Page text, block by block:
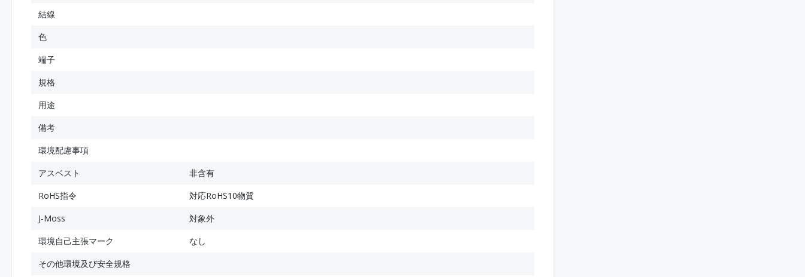
結線
色
端子
規格
用途
備考
環境配慮事項
アスベスト
非含有
RoHS指令
対応RoHS10物質
J-Moss
対象外
環境自己主張マーク
なし
その他環境及び安全規格